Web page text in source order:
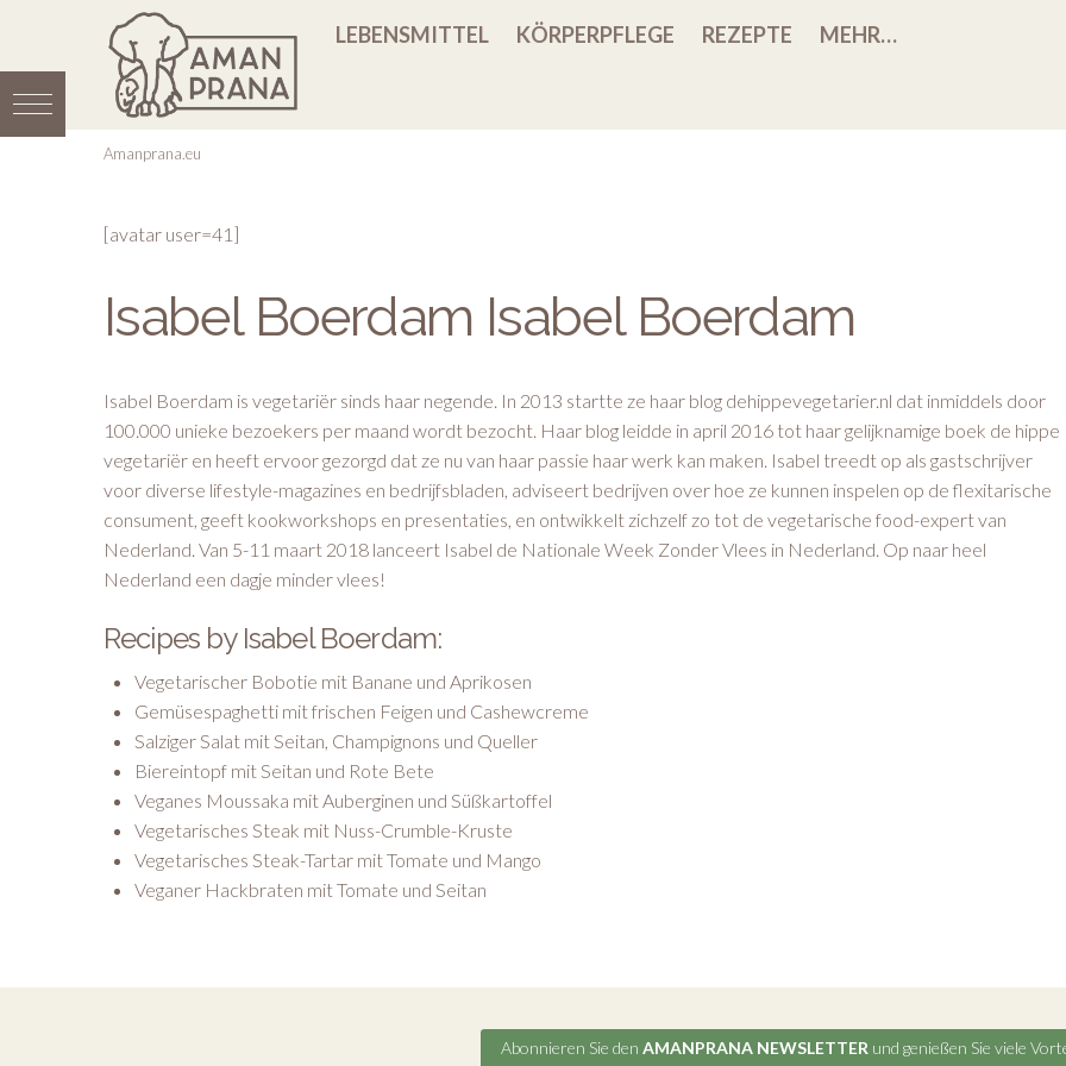
LEBENSMITTEL KÖRPERPFLEGE REZEPTE MEHR…
Amanprana.eu
[avatar user=41]
Isabel Boerdam Isabel Boerdam
Isabel Boerdam is vegetariër sinds haar negende. In 2013 startte ze haar blog dehippevegetarier.nl dat inmiddels door
100.000 unieke bezoekers per maand wordt bezocht. Haar blog leidde in april 2016 tot haar gelijknamige boek de hippe
vegetariër en heeft ervoor gezorgd dat ze nu van haar passie haar werk kan maken. Isabel treedt op als gastschrijver
voor diverse lifestyle-magazines en bedrijfsbladen, adviseert bedrijven over hoe ze kunnen inspelen op de flexitarische
consument, geeft kookworkshops en presentaties, en ontwikkelt zichzelf zo tot de vegetarische food-expert van
Nederland. Van 5-11 maart 2018 lanceert Isabel de Nationale Week Zonder Vlees in Nederland. Op naar heel
Nederland een dagje minder vlees!
Recipes by Isabel Boerdam:
Vegetarischer Bobotie mit Banane und Aprikosen
Gemüsespaghetti mit frischen Feigen und Cashewcreme
Salziger Salat mit Seitan, Champignons und Queller
Biereintopf mit Seitan und Rote Bete
Veganes Moussaka mit Auberginen und Süßkartoffel
Vegetarisches Steak mit Nuss-Crumble-Kruste
Vegetarisches Steak-Tartar mit Tomate und Mango
Veganer Hackbraten mit Tomate und Seitan
Abonnieren Sie den AMANPRANA NEWSLETTER und genießen Sie viele